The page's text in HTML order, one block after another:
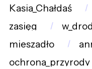
Kasia_Chałdaś
zasięg
mieszadło
ochrona_przyrody